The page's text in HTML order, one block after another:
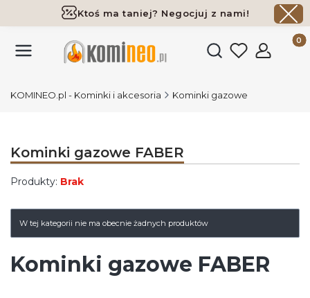
Ktoś ma taniej? Negocjuj z nami!
Darmowa dostawa już od 700 zł
Otwórz
KOMINEO.pl - Kominki i akcesoria Kominki gazowe
Kominki gazowe FABER
Produkty: Brak
Lista produktów
W tej kategorii nie ma obecnie żadnych produktów
Kominki gazowe FABER